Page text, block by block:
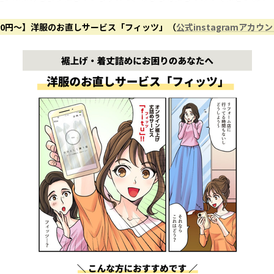
円〜】洋服のお直しサービス「フィッツ」（公式instagramアカウン